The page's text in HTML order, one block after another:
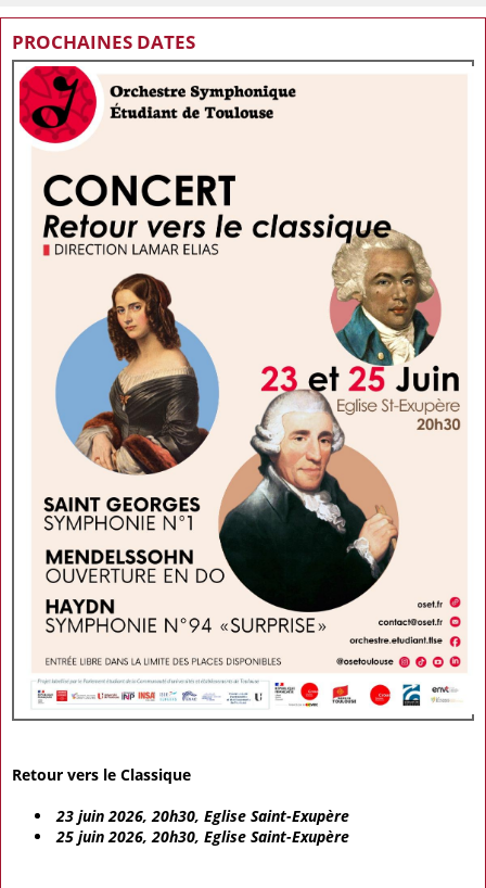
PROCHAINES DATES
Retour vers le Classique
23 juin 2026, 20h30, Eglise Saint-Exupère
25 juin 2026, 20h30, Eglise Saint-Exupère